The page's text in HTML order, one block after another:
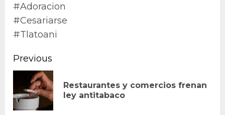
#Adoracion
#Cesariarse
#Tlatoani
Continue
Reading
Previous
Restaurantes y comercios frenan
ley antitabaco